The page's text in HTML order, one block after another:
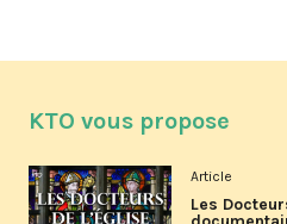
KTO vous propose
Article
Les